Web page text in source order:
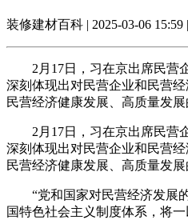
装修建材百科 | 2025-03-06 15:59
2月17日，习在京出席民营企
深刻体现出对民营企业和民营
民营经济健康发展、高质量发展
2月17日，习在京出席民营企
深刻体现出对民营企业和民营
民营经济健康发展、高质量发展
“党和国家对民营经济发展的
国特色社会主义制度体系，将